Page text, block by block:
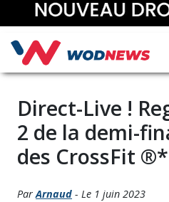
Direct-Live !
2 de la demi-
des CrossFit
ParArnaud - Le 1 juin 2023